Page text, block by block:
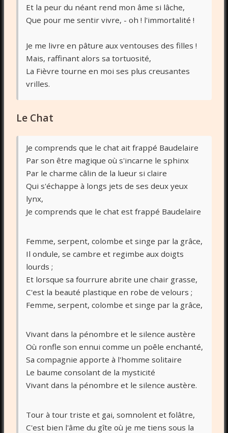
Et la peur du néant rend mon âme si lâche,
Que pour me sentir vivre, - oh ! l'immortalité !
Je me livre en pâture aux ventouses des filles !
Mais, raffinant alors sa tortuosité,
La Fièvre tourne en moi ses plus creusantes
vrilles.
Le Chat
Je comprends que le chat ait frappé Baudelaire
Par son être magique où s'incarne le sphinx
Par le charme câlin de la lueur si claire
Qui s'échappe à longs jets de ses deux yeux
lynx,
Je comprends que le chat est frappé Baudelaire
Femme, serpent, colombe et singe par la grâce,
Il ondule, se cambre et regimbe aux doigts
lourds ;
Et lorsque sa fourrure abrite une chair grasse,
C'est la beauté plastique en robe de velours ;
Femme, serpent, colombe et singe par la grâce,
Vivant dans la pénombre et le silence austère
Où ronfle son ennui comme un poêle enchanté,
Sa compagnie apporte à l'homme solitaire
Le baume consolant de la mysticité
Vivant dans la pénombre et le silence austère.
Tour à tour triste et gai, somnolent et folâtre,
C'est bien l'âme du gîte où je me tiens sous la